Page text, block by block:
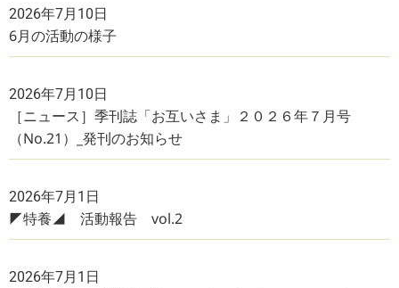
2026年7月10日
6月の活動の様子
2026年7月10日
［ニュース］季刊誌「お互いさま」２０２６年７月号
（No.21）_発刊のお知らせ
2026年7月1日
◤特養◢ 活動報告 vol.2
2026年7月1日